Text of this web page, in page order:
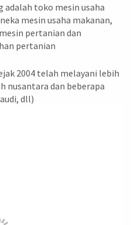
adalah toko mesin usaha
mesin usaha makanan,
pertanian dan
pertanian
2004 telah melayani lebih
nusantara dan beberapa
dll)